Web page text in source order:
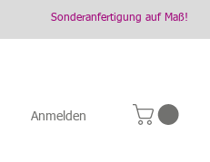
Sonderanfertigung auf Maß!
Anmelden